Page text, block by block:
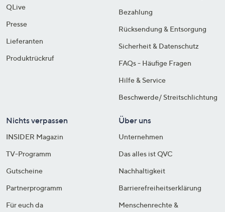
QLive
Presse
Lieferanten
Produktrückruf
Bezahlung
Rücksendung & Entsorgung
Sicherheit & Datenschutz
FAQs - Häufige Fragen
Hilfe & Service
Beschwerde/ Streitschlichtung
Nichts verpassen
INSIDER Magazin
TV-Programm
Gutscheine
Partnerprogramm
Für euch da
Über uns
Unternehmen
Das alles ist QVC
Nachhaltigkeit
Barrierefreiheitserklärung
Menschenrechte &